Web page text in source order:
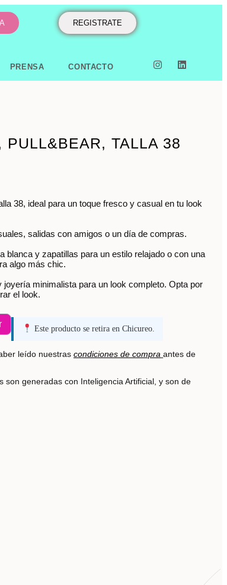
REGISTRATE
PRENSA CONTACTO
PULL&BEAR, TALLA 38
38, ideal para un toque fresco y casual en tu look
salidas con amigos o un día de compras.
blanca y zapatillas para un estilo relajado o con una
algo más chic.
minimalista para un look completo. Opta por
el look.
Este producto se retira en Chicureo.
leído nuestrascondiciones de compra antes de
son generadas con Inteligencia Artificial, y son de